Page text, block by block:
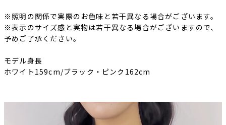
※照明の関係で実際のお色味と若干異なる場合がございます。
※表示のサイズ感と実物は若干異なる場合がございますので、
予めご了承ください。
モデル身長
ホワイト159cm/ブラック・ピンク162cm